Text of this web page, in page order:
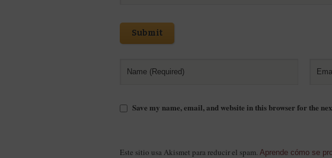
Submit
Save my name, email, and website in this browser for the
Este sitio usa Akismet para reducir el spam. Aprende cómo se